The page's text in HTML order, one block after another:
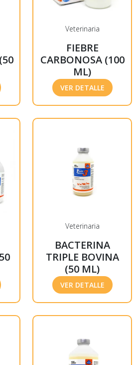
Veterinaria
FIEBRE
CARBONOSA (100
ML)
VER DETALLE
Veterinaria
BACTERINA
TRIPLE BOVINA
(50 ML)
VER DETALLE